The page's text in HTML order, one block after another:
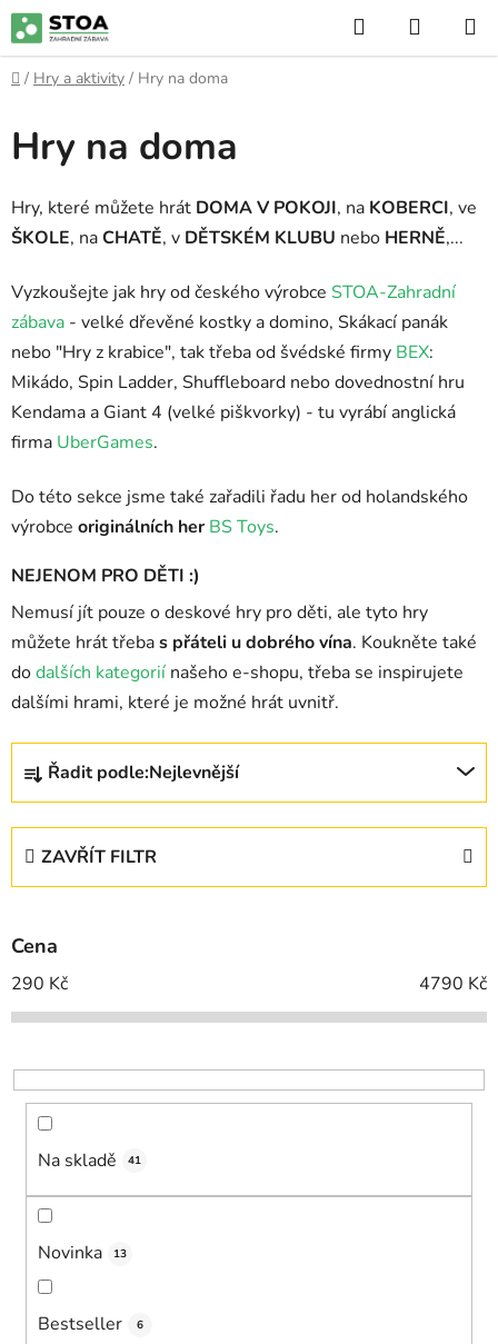
Přejít
na
obsah
Hledat
KOŠÍK
Domů
/ Hry a aktivity / Hry na doma
Hry na doma
Hry, které můžete hrát DOMA V POKOJI, na KOBERCI, ve
ŠKOLE, naCHATĚ, v DĚTSKÉM KLUBU nebo HERNĚ,...
Vyzkoušejte jak hry od českého výrobce STOA-Zahradní
zábava - velké dřevěné kostky a domino, Skákací panák
nebo "Hry z krabice", tak třeba od švédské firmy BEX:
Mikádo, Spin Ladder, Shuffleboard nebo dovednostní hru
Kendama a Giant 4 (velké piškvorky) - tu vyrábí anglická
firma UberGames.
Do této sekce jsme také zařadili řadu her od holandského
výrobce originálních her BS Toys.
NEJENOM PRO DĚTI :)
Nemusí jít pouze o deskové hry pro děti, ale tyto hry
můžete hrát třebas přáteli u dobrého vína. Koukněte také
dodalších kategorií našeho e-shopu, třeba se inspirujete
dalšími hrami, které je možné hrát uvnitř.
Ř
z
p
r
o
d
k
t
Řadit podle:Nejlevnější
ZAVŘÍT FILTR
Cena
290 Kč 4790 Kč
Na skladě 41
Novinka 13
Bestseller 6